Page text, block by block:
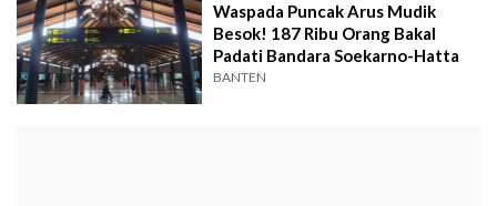
Waspada Puncak Arus Mudik
Besok! 187 Ribu Orang Bakal
Padati Bandara Soekarno-Hatta
BANTEN